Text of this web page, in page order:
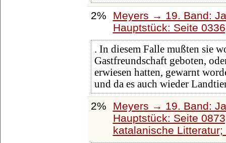
2%
Meyers → 19. Band:
Hauptstück: Seite
. In diesem Falle mußten sie
Gastfreundschaft geboten,
erwiesen hatten, gewarnt
und da es auch wieder
2%
Meyers → 19. Band:
Hauptstück: Seite
katalanische